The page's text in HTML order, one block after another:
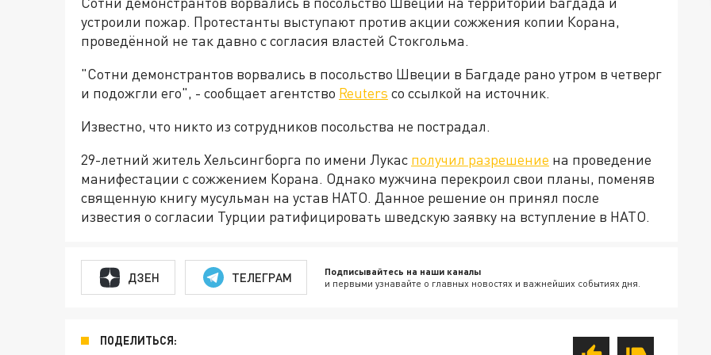
устроили пожар. Протестанты выступают против акции сожжения копии Корана,
проведённой не так давно с согласия властей Стокгольма.
"Сотни демонстрантов ворвались в посольство Швеции в Багдаде рано утром в четверг
и подожгли его", - сообщает агентство Reuters со ссылкой на источник.
Известно, что никто из сотрудников посольства не пострадал.
29-летний житель Хельсингборга по имени Лукас получил разрешение на проведение
манифестации с сожжением Корана. Однако мужчина перекроил свои планы, поменяв
священную книгу мусульман на устав НАТО. Данное решение он принял после
известия о согласии Турции ратифицировать шведскую заявку на вступление в НАТО.
ДЗЕН ТЕЛЕГРАМ Подписывайтесь на наши каналы
и первыми узнавайте о главных новостях и важнейших событиях дня.
ПОДЕЛИТЬСЯ: